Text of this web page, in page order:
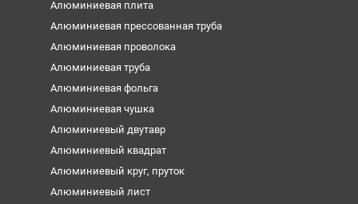
Алюминиевая плита
Алюминиевая прессованная труба
Алюминиевая проволока
Алюминиевая труба
Алюминиевая фольга
Алюминиевая чушка
Алюминиевый двутавр
Алюминиевый квадрат
Алюминиевый круг, пруток
Алюминиевый лист